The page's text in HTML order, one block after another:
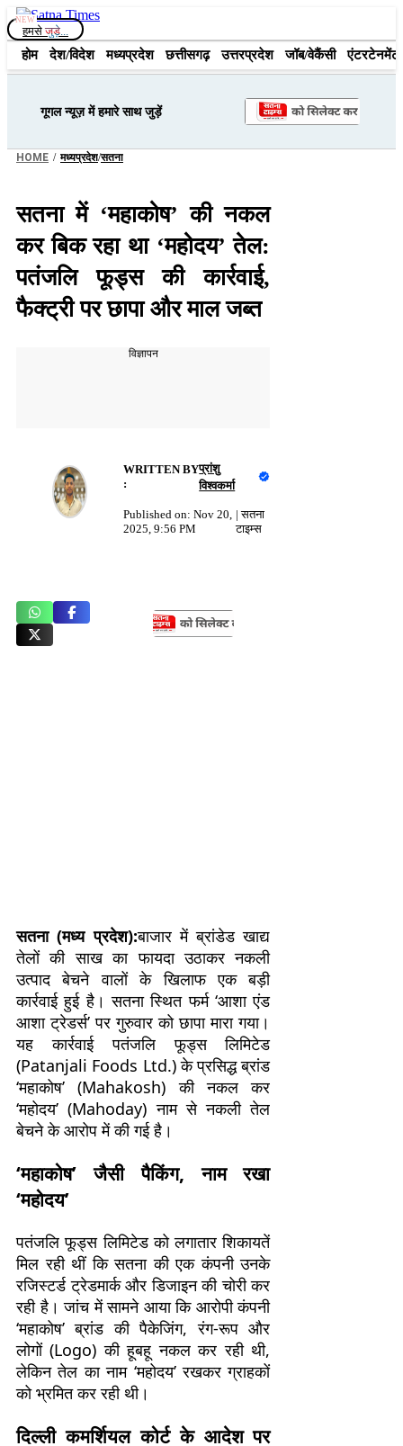
Skip
to
content
हमसे जुड़े...
होम देश/विदेश मध्यप्रदेश छत्तीसगढ़ उत्तरप्रदेश जॉब/वेकैंसी एंटरटेनमेंट
गूगल न्यूज़ में हमारे साथ जुड़ें
HOME / मध्यप्रदेश/सतना
सतना में ‘महाकोष’ की नकल
कर बिक रहा था ‘महोदय’ तेल:
पतंजलि फूड्स की कार्रवाई,
फैक्ट्री पर छापा और माल जब्त
विज्ञापन
WRITTEN BY
:
प्रांशु
विश्वकर्मा
Published on: Nov 20,
2025, 9:56 PM
|सतना
टाइम्स
सतना (मध्य प्रदेश):बाजार में ब्रांडेड खाद्य
तेलों की साख का फायदा उठाकर नकली
उत्पाद बेचने वालों के खिलाफ एक बड़ी
कार्रवाई हुई है। सतना स्थित फर्म ‘आशा एंड
आशा ट्रेडर्स’ पर गुरुवार को छापा मारा गया।
यह कार्रवाई पतंजलि फूड्स लिमिटेड
(Patanjali Foods Ltd.) के प्रसिद्ध ब्रांड
‘महाकोष’ (Mahakosh) की नकल कर
‘महोदय’ (Mahoday) नाम से नकली तेल
बेचने के आरोप में की गई है।
‘महाकोष’ जैसी पैकिंग, नाम रखा
‘महोदय’
पतंजलि फूड्स लिमिटेड को लगातार शिकायतें
मिल रही थीं कि सतना की एक कंपनी उनके
रजिस्टर्ड ट्रेडमार्क और डिजाइन की चोरी कर
रही है। जांच में सामने आया कि आरोपी कंपनी
‘महाकोष’ ब्रांड की पैकेजिंग, रंग-रूप और
लोगों (Logo) की हूबहू नकल कर रही थी,
लेकिन तेल का नाम ‘महोदय’ रखकर ग्राहकों
को भ्रमित कर रही थी।
दिल्ली कमर्शियल कोर्ट के आदेश पर